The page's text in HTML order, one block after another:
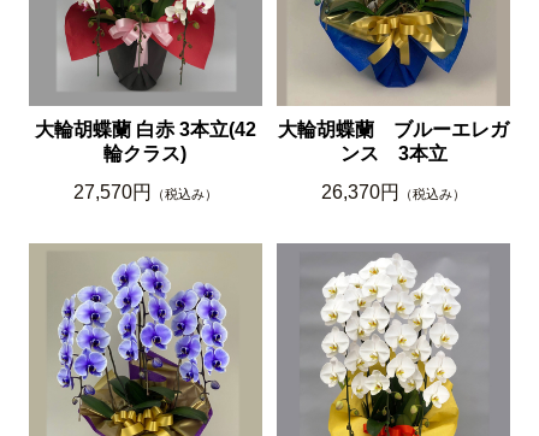
大輪胡蝶蘭 白赤 3本立(42
輪クラス)
27,570円
（税込み）
大輪胡蝶蘭 ブルーエレガ
ンス 3本立
26,370円
（税込み）